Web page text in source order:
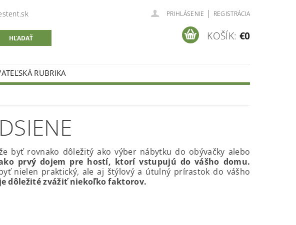
PRIHLÁSENIE | REGISTRÁCIA
KOŠÍK: €0
RUBRIKA
byť rovnako dôležitý ako výber nábytku do obývačky alebo
prvý dojem pre hostí, ktorí vstupujú do vášho domu.
nielen praktický, ale aj štýlový a útulný prírastok do vášho
dôležité zvážiť niekoľko faktorov.